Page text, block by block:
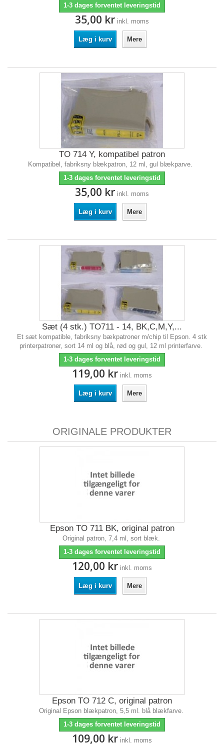
1-3 dages forventet leveringstid
35,00 kr inkl. moms
Læg i kurv Mere
TO 714 Y, kompatibel patron
Kompatibel, fabriksny blækpatron, 12 ml, gul blækparve.
1-3 dages forventet leveringstid
35,00 kr inkl. moms
Læg i kurv Mere
Sæt (4 stk.) TO711 - 14, BK,C,M,Y,...
Et sæt kompatible, fabriksny bækpatroner m/chip til Epson. 4 stk
printerpatroner, sort 14 ml og blå, rød og gul, 12 ml printerfarve.
1-3 dages forventet leveringstid
119,00 kr inkl. moms
Læg i kurv Mere
ORIGINALE PRODUKTER
Epson TO 711 BK, original patron
Original patron, 7,4 ml, sort blæk.
1-3 dages forventet leveringstid
120,00 kr inkl. moms
Læg i kurv Mere
Epson TO 712 C, original patron
Original Epson blækpatron, 5,5 ml. blå blækfarve.
1-3 dages forventet leveringstid
109,00 kr inkl. moms